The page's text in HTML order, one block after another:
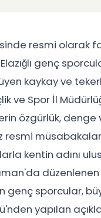
resmi
genç
kaykay ve
ve Spor İl
özgürlük, denge
kentin adını
düzenlenen
genç sporcular,
yapılan